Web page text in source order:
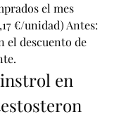
el mes
€/unidad) Antes:
el descuento de
en